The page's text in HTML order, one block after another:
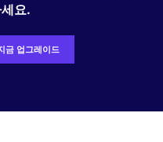
요.
금 업그레이드